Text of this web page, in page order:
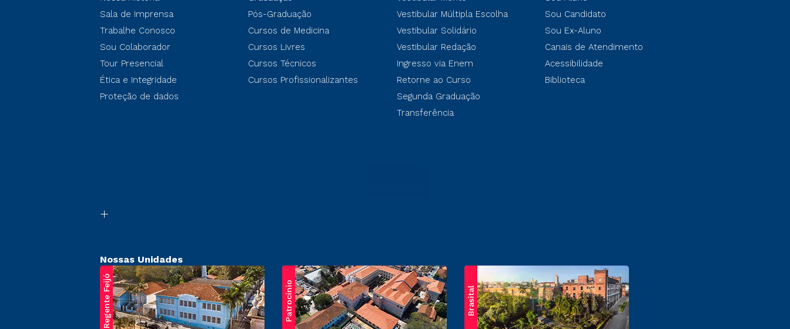
Sala de Imprensa
Trabalhe Conosco
Sou Colaborador
Tour Presencial
Ética e Integridade
Proteção de dados
Pós-Graduação
Cursos de Medicina
Cursos Livres
Cursos Técnicos
Cursos Profissionalizantes
Vestibular Múltipla Escolha
Vestibular Solidário
Vestibular Redação
Ingresso via Enem
Retorne ao Curso
Segunda Graduação
Transferência
Sou Candidato
Sou Ex-Aluno
Canais de Atendimento
Acessibilidade
Biblioteca
Nossas Unidades
Regente Feijó Patrocínio Brasital